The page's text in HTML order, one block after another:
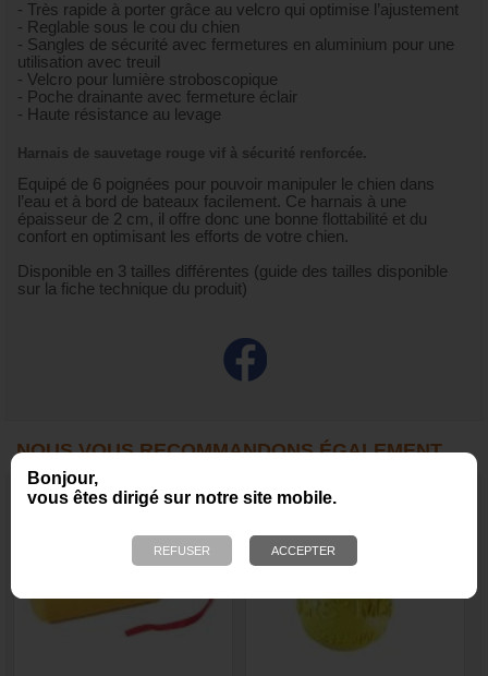
Bonjour,
vous êtes dirigé sur notre site mobile.
- Très rapide à porter grâce au velcro qui optimise l’ajustement
- Reglable sous le cou du chien
- Sangles de sécurité avec fermetures en aluminium pour une
utilisation avec treuil
- Velcro pour lumière stroboscopique
- Poche drainante avec fermeture éclair
- Haute résistance au levage
Harnais de sauvetage rouge vif à sécurité renforcée.
Equipé de 6 poignées pour pouvoir manipuler le chien dans
l’eau et à bord de bateaux facilement. Ce harnais à une
épaisseur de 2 cm, il offre donc une bonne flottabilité et du
confort en optimisant les efforts de votre chien.
Disponible en 3 tailles différentes (guide des tailles disponible
sur la fiche technique du produit)
NOUS VOUS RECOMMANDONS ÉGALEMENT